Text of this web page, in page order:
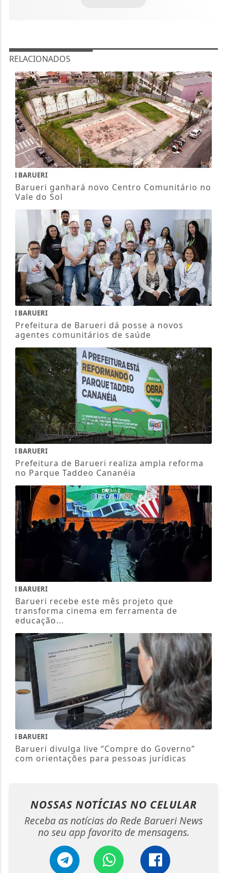
RELACIONADOS
BARUERI
Barueri ganhará novo Centro Comunitário no
Vale do Sol
BARUERI
Prefeitura de Barueri dá posse a novos
agentes comunitários de saúde
BARUERI
Prefeitura de Barueri realiza ampla reforma
no Parque Taddeo Cananéia
BARUERI
Barueri recebe este mês projeto que
transforma cinema em ferramenta de
educação...
BARUERI
Barueri divulga live “Compre do Governo”
com orientações para pessoas jurídicas
NOSSAS NOTÍCIAS NO CELULAR
Receba as notícias do Rede Barueri News
no seu app favorito de mensagens.